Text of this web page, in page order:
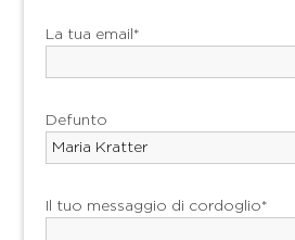
La tua email*
Defunto
Il tuo messaggio di cordoglio*